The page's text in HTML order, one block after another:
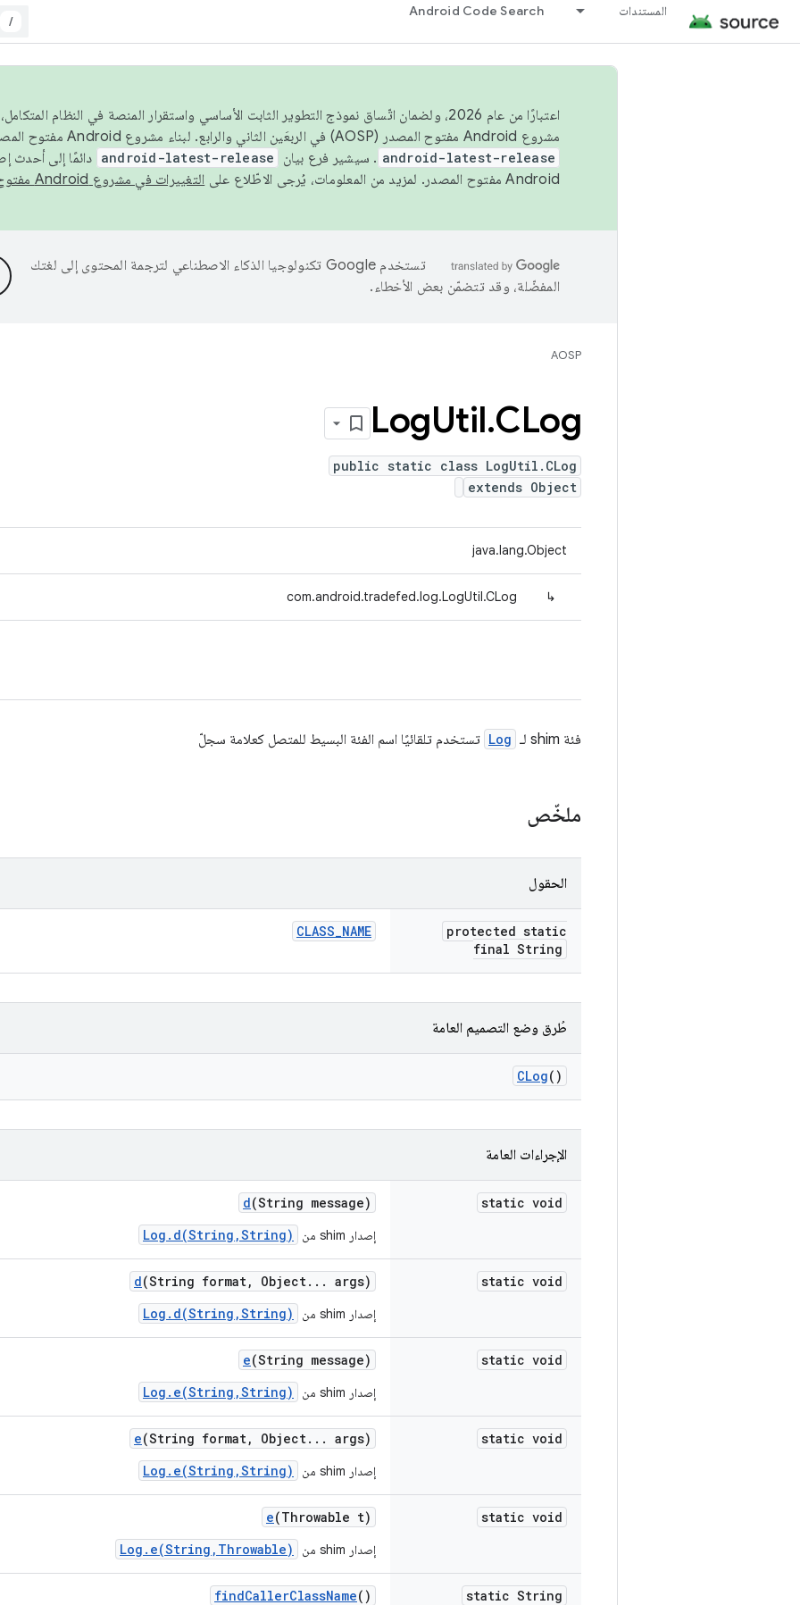
المستندات Android Code Search
/
اعتبارًا من عام 2026، ولضمان اتّساق نموذج التطوير الثابت الأساسي واستقرار المنصة في النظام
مشروع Android مفتوح المصدر (AOSP) في الربعَين الثاني والرابع. لبناء مشروع Android مفتوح المصدر والمساهمة فيه، استخدِم
android-latest-release . سيشير فرع بيان android-latest-release دائمًا إلى أحدث
Android مفتوح المصدر. لمزيد من المعلومات، يُرجى الاطّلاع على
التغييرات في مشروع Android مفتوح المصدر
تستخدم Google تكنولوجيا الذكاء الاصطناعي لترجمة المحتوى إلى لغتك
المفضّلة، وقد تتضمّن بعض الأخطاء.
AOSP
LogUtil.CLog
public static class LogUtil.CLog
extends Object
java.lang.Object
↳
com.android.tradefed.log.LogUtil.CLog
فئة shim لـ Log تستخدم تلقائيًا اسم الفئة البسيط للمتصل كعلامة سجلّ
ملخّص
الحقول
protected static
final String
CLASS_NAME
طُرق وضع التصميم العامة
CLog()
الإجراءات العامة
static void
d(String message)
إصدار shim من Log.d(String,String)
static void
d(String format, Object. . . args)
إصدار shim من Log.d(String,String)
static void
e(String message)
إصدار shim من Log.e(String,String)
static void
e(String format, Object. . . args)
إصدار shim من Log.e(String,String)
static void
e(Throwable t)
إصدار shim من Log.e(String,Throwable)
static String
findCallerClassName()